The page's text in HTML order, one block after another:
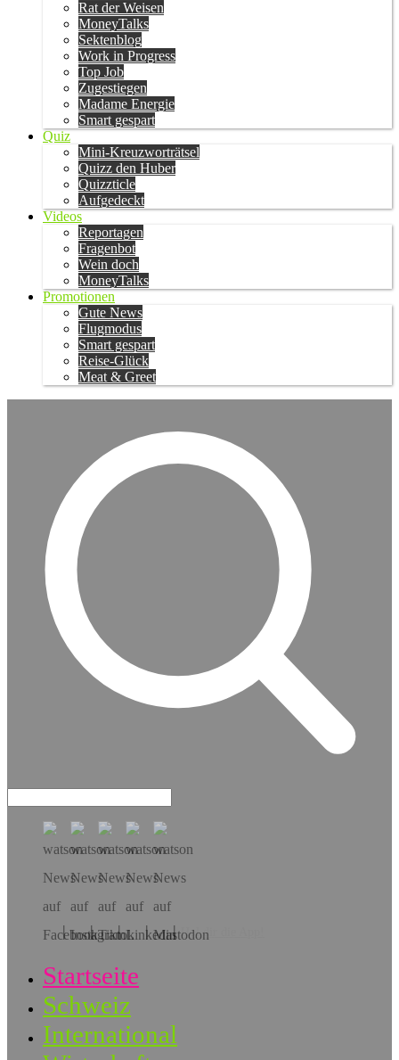
Rat der Weisen
MoneyTalks
Sektenblog
Work in Progress
Top Job
Zugestiegen
Madame Energie
Smart gespart
Quiz
Mini-Kreuzworträtsel
Quizz den Huber
Quizzticle
Aufgedeckt
Videos
Reportagen
Fragenbot
Wein doch
MoneyTalks
Promotionen
Gute News
Flugmodus
Smart gespart
Reise-Glück
Meat & Greet
Hol dir die App!
Startseite
Schweiz
International